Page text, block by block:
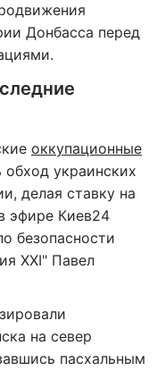
Донбасса перед
оккупационные
украинских
делая ставку на
эфире Киев24
безопасности
XXI" Павел
на север
пасхальным